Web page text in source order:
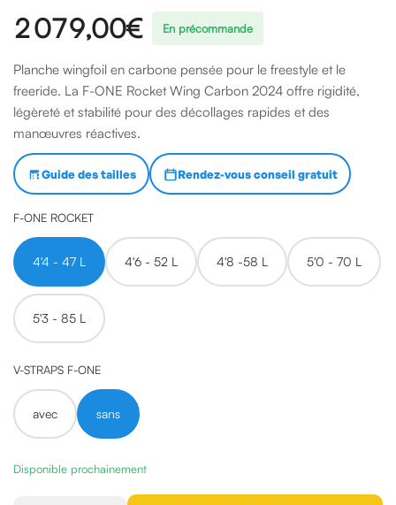
2 079,00 € En précommande
Planche wingfoil en carbone pensée pour le freestyle et le
freeride. La F-ONE Rocket Wing Carbon 2024 offre rigidité,
légèreté et stabilité pour des décollages rapides et des
manœuvres réactives.
Guide des tailles Rendez-vous conseil gratuit
F-ONE ROCKET
4'4 - 47 L 4'6 - 52 L 4'8 -58 L 5'0 - 70 L
5'3 - 85 L
V-STRAPS F-ONE
avec sans
Disponible prochainement